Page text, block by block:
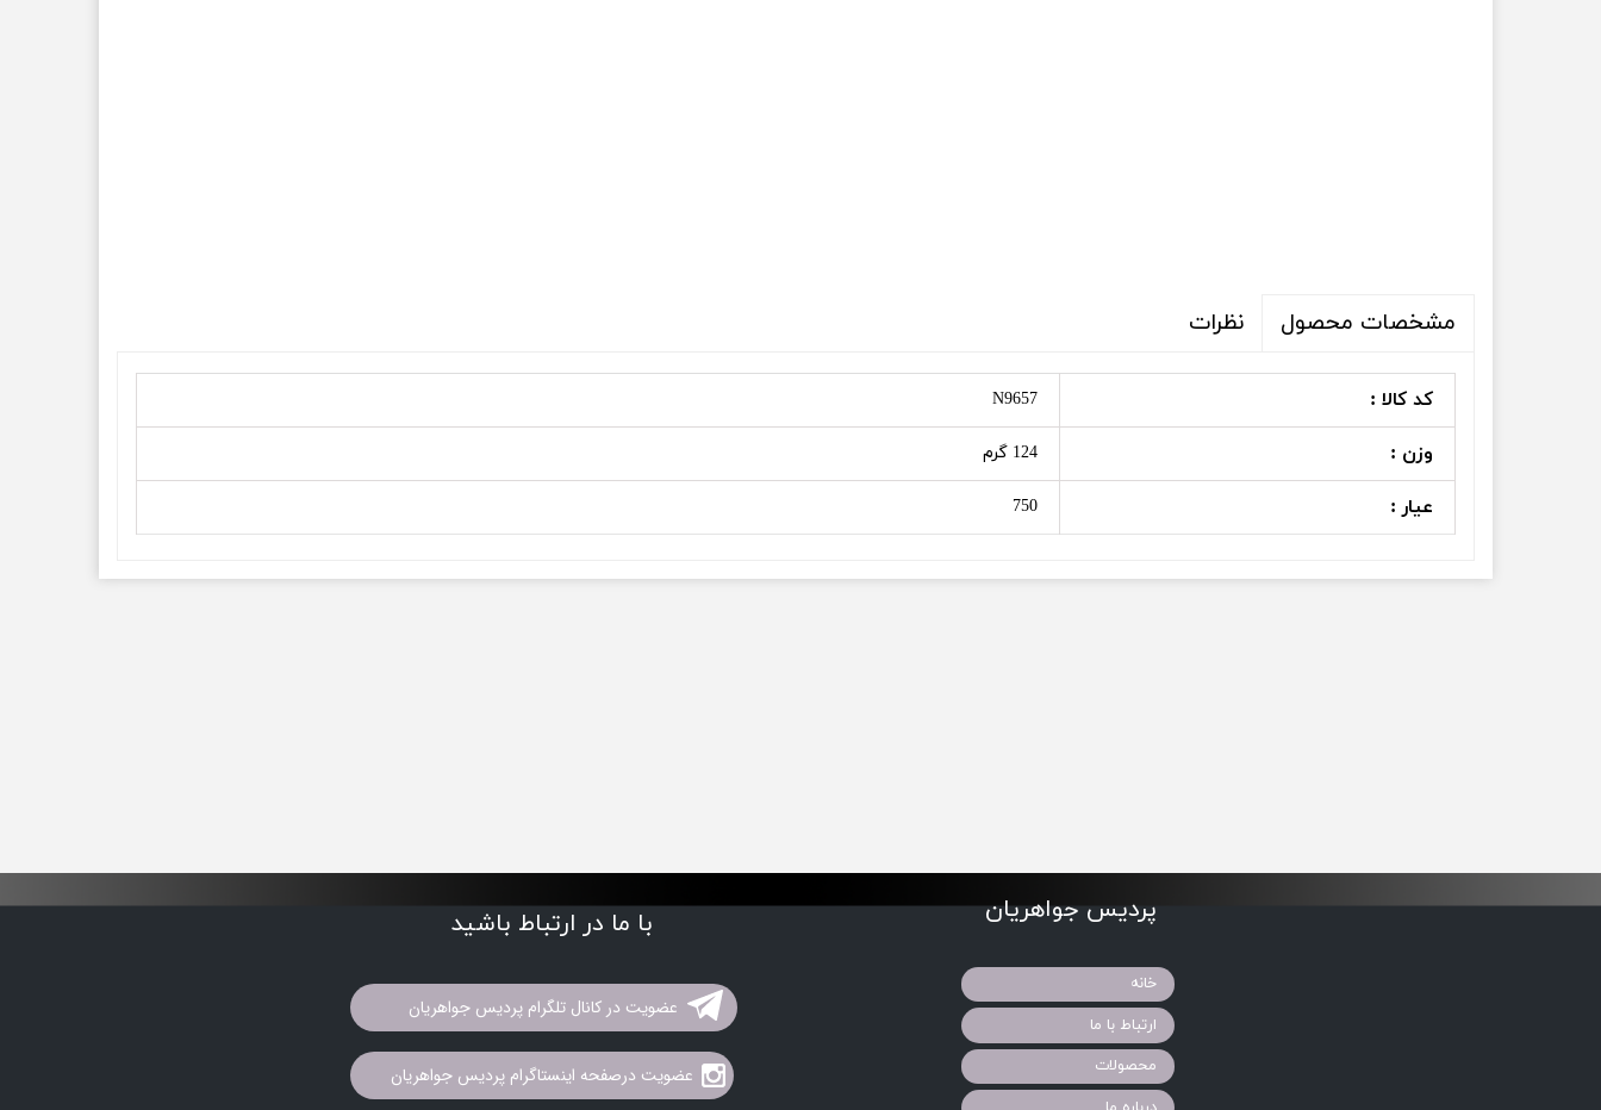
مشخصات محصول نظرات
کد کالا : N9657
وزن : 124 گرم
عیار : 750
پردیس جواهریان
خانه
ارتباط با ما
محصولات
با ما در ارتباط باشید
عضویت در کانال تلگرام پردیس جواهریان
عضویت درصفحه اینستاگرام پردیس جواهریان